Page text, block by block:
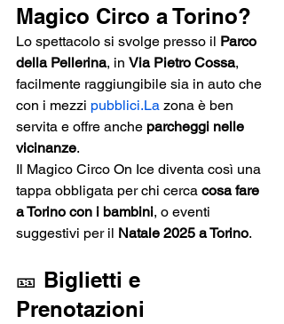
Magico Circo a Torino?
Lo spettacolo si svolge presso il Parco
della Pellerina, in Via Pietro Cossa,
facilmente raggiungibile sia in auto che
con i mezzi pubblici.La zona è ben
servita e offre anche parcheggi nelle
vicinanze.
Il Magico Circo On Ice diventa così una
tappa obbligata per chi cerca cosa fare
a Torino con i bambini, o eventi
suggestivi per il Natale 2025 a Torino.
🎫 Biglietti e
Prenotazioni